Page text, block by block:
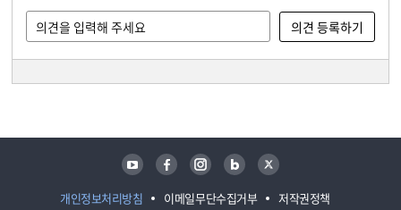
개인정보처리방침 이메일무단수집거부 저작권정책
유튜브 페이스북 인스타그램 블로그 트위터